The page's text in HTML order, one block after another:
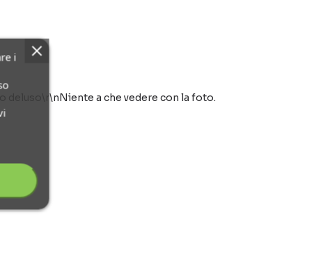
deluso\r\nNiente a che vedere con la foto.
i